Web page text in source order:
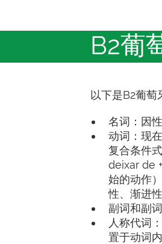
B2葡
以下是B2葡萄
名词：因
动词：现
复合条件
deixar de
始的动作
性、渐进性
副词和副
人称代词
置于动词内